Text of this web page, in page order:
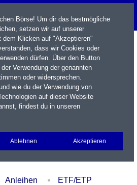
Portfolio Login
Anleihen
ETF/ETP
Börse! Um dir das bestmögliche
setzen wir auf unserer
Klicken auf "Akzeptieren"
dass wir Cookies oder
dürfen. Über den Button
Verwendung der genannten
oder widersprechen.
wie du der Verwendung von
auf dieser Website
findest du in unseren
Ablehnen Akzeptieren